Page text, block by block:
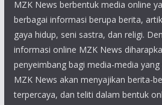
MZK News berbentuk media online
berbagai informasi berupa berita,
gaya hidup, seni sastra, dan religi.
informasi online MZK News
penyeimbang bagi media-media yang
MZK News akan menyajikan berita-
terpercaya, dan teliti dalam bentuk